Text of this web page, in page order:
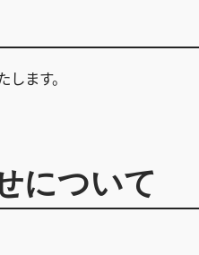
ます。
について